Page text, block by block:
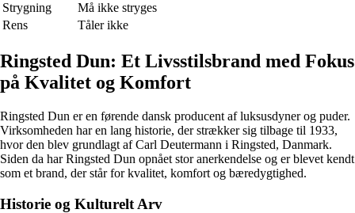
Strygning
Må ikke stryges
Rens
Tåler ikke
Ringsted Dun: Et Livsstilsbrand med Fokus
på Kvalitet og Komfort
Ringsted Dun er en førende dansk producent af luksusdyner og puder.
Virksomheden har en lang historie, der strækker sig tilbage til 1933,
hvor den blev grundlagt af Carl Deutermann i Ringsted, Danmark.
Siden da har Ringsted Dun opnået stor anerkendelse og er blevet kendt
som et brand, der står for kvalitet, komfort og bæredygtighed.
Historie og Kulturelt Arv